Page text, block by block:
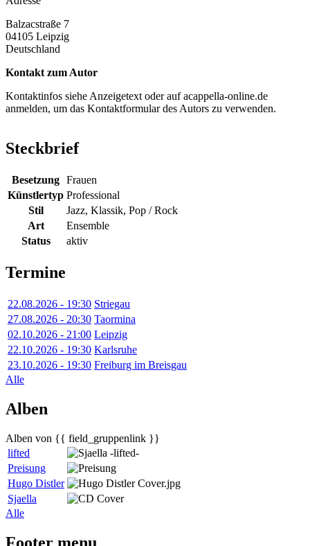
Balzacstraße 7
04105 Leipzig
Deutschland
Kontakt zum Autor
Kontaktinfos siehe Anzeigetext oder auf acappella-online.de
anmelden, um das Kontaktformular des Autors zu verwenden.
Steckbrief
Besetzung Frauen
Künstlertyp Professional
Stil
Jazz, Klassik, Pop / Rock
Art
Ensemble
Status
aktiv
Termine
22.08.2026 - 19:30 Striegau
27.08.2026 - 20:30 Taormina
02.10.2026 - 21:00 Leipzig
22.10.2026 - 19:30 Karlsruhe
23.10.2026 - 19:30 Freiburg im Breisgau
Alle
Alben
Alben von {{ field_gruppenlink }}
lifted
Preisung
Hugo Distler
Sjaella
Alle